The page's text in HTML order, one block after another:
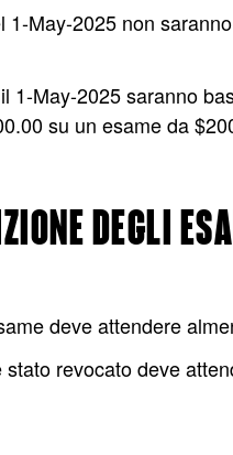
May-2025 non
1-May-2025 saranno
su un esame da
DEGLI
deve attendere
revocato deve